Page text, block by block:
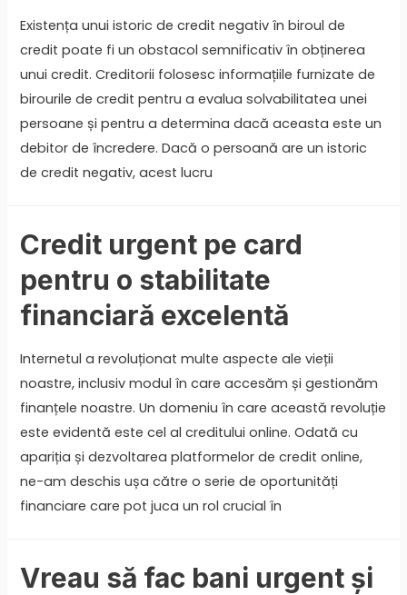
Existența unui istoric de credit negativ în biroul de
credit poate fi un obstacol semnificativ în obținerea
unui credit. Creditorii folosesc informațiile furnizate de
birourile de credit pentru a evalua solvabilitatea unei
persoane și pentru a determina dacă aceasta este un
debitor de încredere. Dacă o persoană are un istoric
de credit negativ, acest lucru
Credit urgent pe card
pentru o stabilitate
financiară excelentă
Internetul a revoluționat multe aspecte ale vieții
noastre, inclusiv modul în care accesăm și gestionăm
finanțele noastre. Un domeniu în care această revoluție
este evidentă este cel al creditului online. Odată cu
apariția și dezvoltarea platformelor de credit online,
ne-am deschis ușa către o serie de oportunități
financiare care pot juca un rol crucial în
Vreau să fac bani urgent și